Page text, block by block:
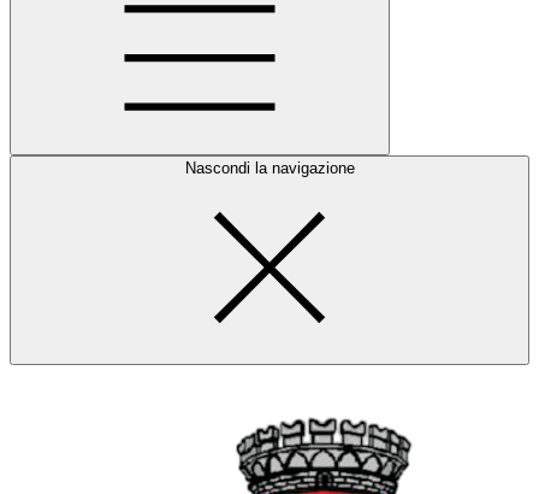
Nascondi la navigazione